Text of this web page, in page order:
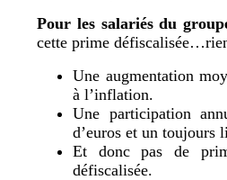
Pour les salariés du
cette prime
Une augmentation
à l’inflation.
Une participation
d’euros et un toujours
Et donc pas de
défiscalisée.